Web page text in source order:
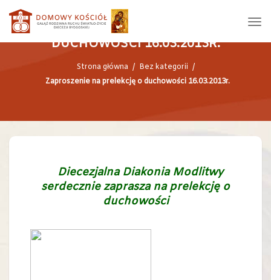
ZAPROSZENIE NA PRELEKCJĘ O
DUCHOWOŚCI 16.03.2013R.
Strona główna / Bez kategorii /
Zaproszenie na prelekcję o duchowości 16.03.2013r.
Diecezjalna Diakonia Modlitwy
serdecznie zaprasza na prelekcję o
duchowości